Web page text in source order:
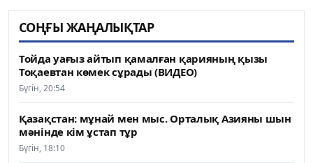
СОҢҒЫ ЖАҢАЛЫҚТАР
Тойда уағыз айтып қамалған қарияның қызы
Тоқаевтан көмек сұрады (ВИДЕО)
Бүгін, 20:54
Қазақстан: мұнай мен мыс. Орталық Азияны шын
мәнінде кім ұстап тұр
Бүгін, 18:10